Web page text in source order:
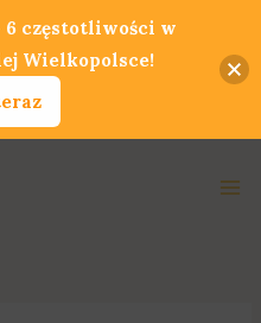
częstotliwości w
Wielkopolsce!